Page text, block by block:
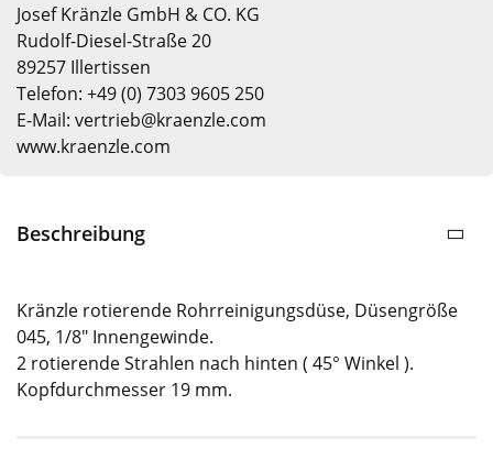
Josef Kränzle GmbH & CO. KG
Rudolf-Diesel-Straße 20
89257 Illertissen
Telefon: +49 (0) 7303 9605 250
E-Mail: vertrieb@kraenzle.com
www.kraenzle.com
Beschreibung
Kränzle rotierende Rohrreinigungsdüse, Düsengröße
045, 1/8" Innengewinde.
2 rotierende Strahlen nach hinten ( 45° Winkel ).
Kopfdurchmesser 19 mm.